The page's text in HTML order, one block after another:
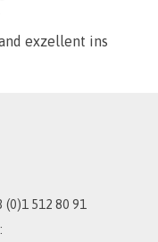
exzellent ins
(0)1 512 80 91